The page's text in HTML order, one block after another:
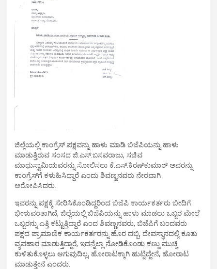
ಜಿಲ್ಲೆಯಲ್ಲಿ ಕಾಂಗ್ರೆಸ್ ಪಕ್ಷವನ್ನು ಹಾಳು ಮಾಡಿ ಬಿಜೆಪಿಯನ್ನು ಹಾಳು
ಮಾಡುತ್ತಿರುವ ಸಂಸದ ಜಿ.ಎಸ್.ಬಸವರಾಜು, ಸಚಿವ
ಮಾಧುಸ್ವಾಮಿಯವರನ್ನು ಸೋಲಿಸಲು ಕೆ.ಎಸ್.ಕಿರಣ್‍ಕುಮಾರ್ ಅವರನ್ನು
ಕಾಂಗ್ರೆಸ್‍ಗೆ ಕಳುಹಿಸಿದ್ದಾರೆ ಎಂದು ಶಿವಣ್ಣನವರು ನೇರವಾಗಿ
ಆರೋಪಿಸಿದರು.
ಇವರನ್ನು ಪಕ್ಷಕ್ಕೆ ಸೇರಿಸಿಕೊಂಡಿದ್ದರಿಂದ ಬಿಜೆಪಿ ಕಾರ್ಯಕರ್ತರು ಬೀದಿಗೆ
ಭೀಳುವಂತಾಗಿದೆ, ಜಿಲ್ಲೆಯಲ್ಲಿ ಬಿಜೆಪಿಯನ್ನು ಹಾಳು ಮಾಡಲು ಒಬ್ಬರ ಮೇಲೆ
ಒಬ್ಬರನ್ನು ಎತ್ತಿ ಕಟ್ಟುತ್ತಿದ್ದಾರೆ ಎಂದ ಶಿವಣ್ಣನವರು, ಬಿಜೆಪಿಗೆ ಬಂದವರು
ಪಕ್ಷದ ಪ್ರಾಮಾಣಿಕ ಕಾರ್ಯಕರ್ತರನ್ನು ಹೊರ ದಬ್ಬಿ, ದೇವಸ್ಥಾನದಲ್ಲಿ ಕೂತು
ವ್ಯವಹಾರ ಮಾಡುತ್ತಿದ್ದಾರೆ, ಇದನ್ನೆಲ್ಲಾ ನೋಡಿಕೊಂಡು ಕಣ್ಣು ಮುಚ್ಚಿ
ಕುಳಿತುಕೊಳ್ಳಲು ಆಗುವುದಿಲ್ಲ, ಹೋರಾಟಕ್ಕಾಗಿ ಹುಟ್ಟಿದ್ದೇನೆ, ಹೋರಾಟ
ಮಾಡುತ್ತೇನೆ ಎಂದರು.